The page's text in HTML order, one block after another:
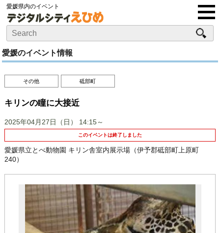
愛媛県内のイベント
愛媛のイベント情報
その他 砥部町
キリンの瞳に大接近
2025年04月27日（日） 14:15～
このイベントは終了しました
愛媛県立とべ動物園 キリン舎室内展示場（伊予郡砥部町上原町
240）